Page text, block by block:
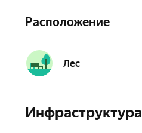
Расположение
Лес
Инфраструктура